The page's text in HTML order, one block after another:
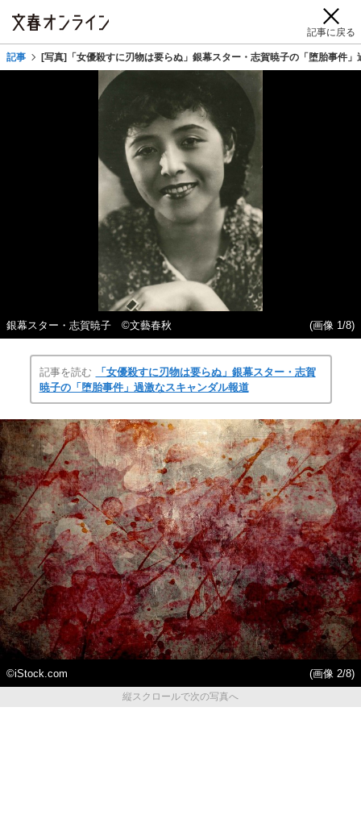
記事に戻る
記事 [写真]「女優殺すに刃物は要らぬ」銀幕スター・志賀暁子の「堕胎事件
銀幕スター・志賀暁子 ©文藝春秋 (画像 1/8)
記事を読む
「女優殺すに刃物は要らぬ」銀幕スター・志賀
暁子の「堕胎事件」過激なスキャンダル報道
©iStock.com
(画像 2/8)
縦スクロールで次の写真へ